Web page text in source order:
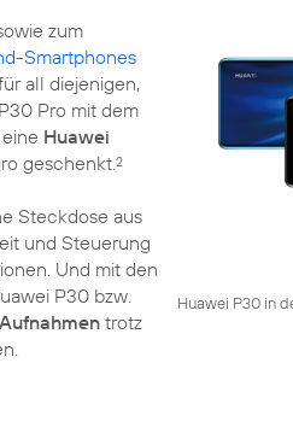
Huawei P30 in
zum
Smartphones
all diejenigen,
Pro mit dem
Huawei
geschenkt.2
Steckdose aus
und Steuerung
Und mit den
P30 bzw.
trotz